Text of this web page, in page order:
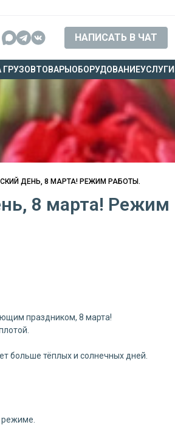
НАПИСАТЬ В ЧАТ
ГРУЗОВТОВАРЫ ОБОРУДОВАНИЕУСЛУГИ
ДЕНЬ, 8 МАРТА! РЕЖИМ РАБОТЫ.
8 марта! Режим
праздником, 8 марта!
больше тёплых и солнечных дней.